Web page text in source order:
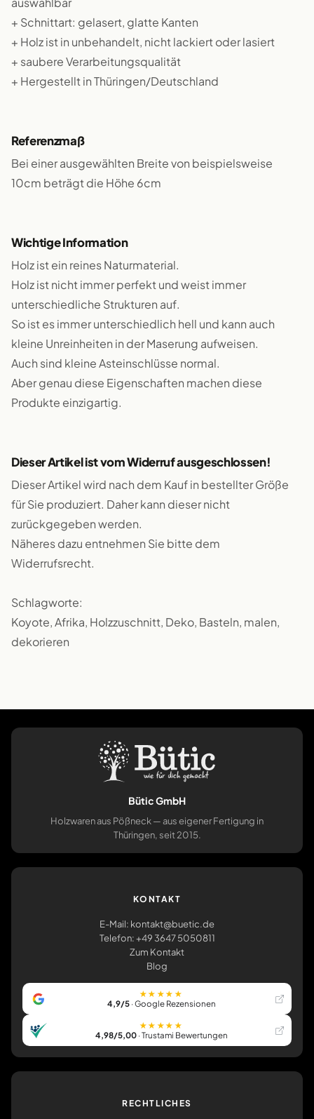
+ Schnittart: gelasert, glatte Kanten
+ Holz ist in unbehandelt, nicht lackiert oder lasiert
+ saubere Verarbeitungsqualität
+ Hergestellt in Thüringen/Deutschland
Referenzmaß
Bei einer ausgewählten Breite von beispielsweise
10cm beträgt die Höhe 6cm
Wichtige Information
Holz ist ein reines Naturmaterial.
Holz ist nicht immer perfekt und weist immer
unterschiedliche Strukturen auf.
So ist es immer unterschiedlich hell und kann auch
kleine Unreinheiten in der Maserung aufweisen.
Auch sind kleine Asteinschlüsse normal.
Aber genau diese Eigenschaften machen diese
Produkte einzigartig.
Dieser Artikel ist vom Widerruf ausgeschlossen!
Dieser Artikel wird nach dem Kauf in bestellter Größe
für Sie produziert. Daher kann dieser nicht
zurückgegeben werden.
Näheres dazu entnehmen Sie bitte dem
Widerrufsrecht.
Schlagworte:
Koyote, Afrika, Holzzuschnitt, Deko, Basteln, malen,
dekorieren
Bütic GmbH
Holzwaren aus Pößneck — aus eigener Fertigung in
Thüringen, seit 2015.
KONTAKT
E-Mail: kontakt@buetic.de
Telefon: +49 3647 5050811
Zum Kontakt
Blog
★★★★★
4,9/5· Google Rezensionen
★★★★★
4,98/5,00· Trustami Bewertungen
RECHTLICHES